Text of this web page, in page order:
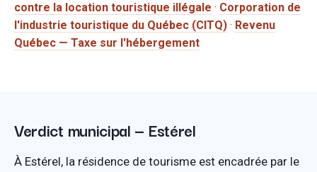
contre la location touristique illégale · Corporation de
l'industrie touristique du Québec (CITQ) · Revenu
Québec — Taxe sur l'hébergement
Verdict municipal — Estérel
À Estérel, la résidence de tourisme est encadrée par le